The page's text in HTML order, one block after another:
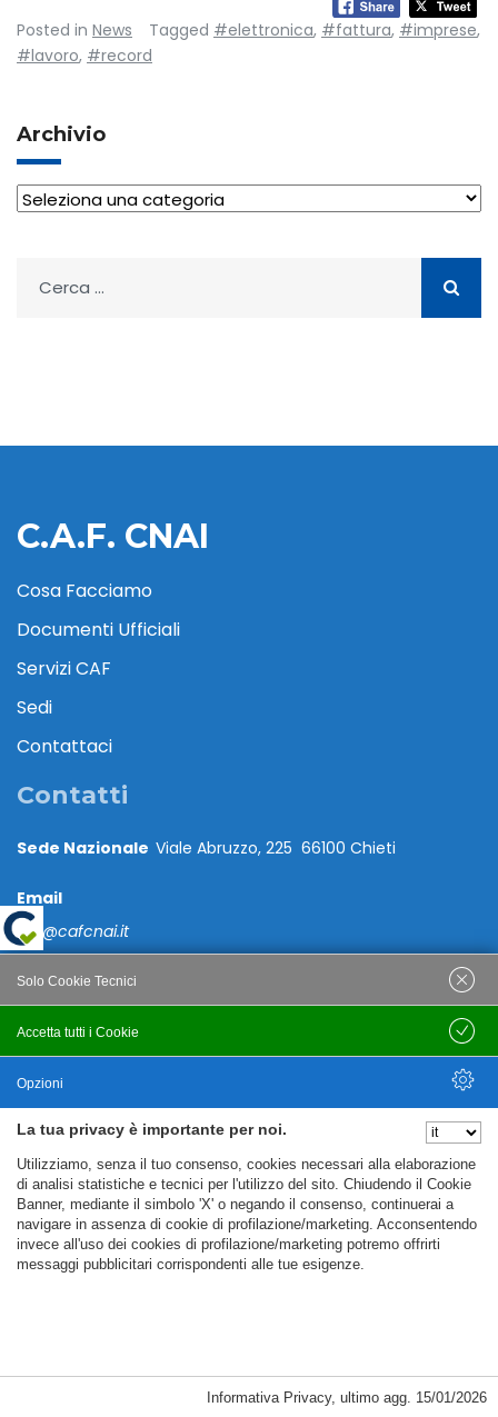
Posted in News Tagged #elettronica, #fattura, #imprese,
#lavoro, #record
Archivio
Archivio
per:
C.A.F. CNAI
Cosa Facciamo
Documenti Ufficiali
Servizi CAF
Sedi
Contattaci
Contatti
Sede Nazionale Viale Abruzzo, 225 66100 Chieti
Email
caf@cafcnai.it
Posta Certificata
Tel. 0871 540063
PRIVACY
Note Legali
Policy
Cookie Policy
La tua privacy è importante per noi.
Utilizziamo, senza il tuo consenso, cookies necessari alla elaborazione
di analisi statistiche e tecnici per l'utilizzo del sito. Chiudendo il Cookie
Banner, mediante il simbolo 'X' o negando il consenso, continuerai a
navigare in assenza di cookie di profilazione/marketing. Acconsentendo
invece all'uso dei cookies di profilazione/marketing potremo offrirti
messaggi pubblicitari corrispondenti alle tue esigenze.
Accetta tutti i Cookie
Solo Cookie Tecnici
Salva
Opzioni
Nascondi Opzioni
Informativa Privacy, ultimo agg. 15/01/2026